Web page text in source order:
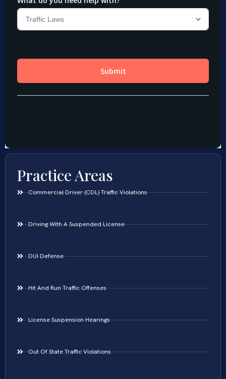
Practice Areas
Commercial Driver (CDL) Traffic Violations
Driving With A Suspended License
DUI Defense
Hit And Run Traffic Offenses
License Suspension Hearings
Out Of State Traffic Violations